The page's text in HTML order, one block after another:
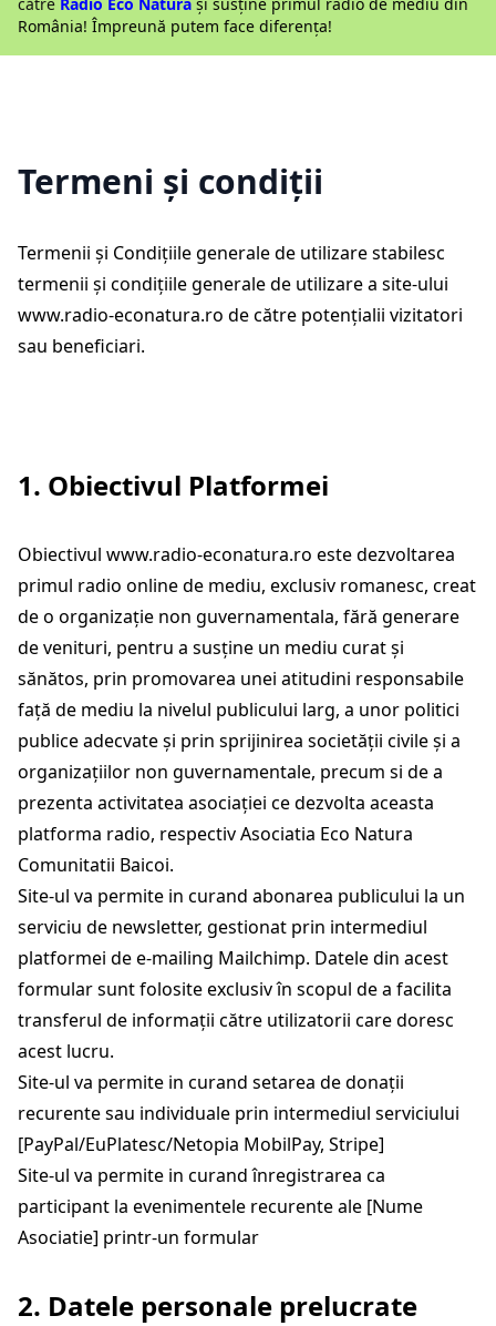
către Radio Eco Natura și susține primul radio de mediu din
România! Împreună putem face diferența!
Termeni și condiții
Termenii și Condițiile generale de utilizare stabilesc
termenii și condițiile generale de utilizare a site-ului
www.radio-econatura.ro de către potențialii vizitatori
sau beneficiari.
1. Obiectivul Platformei
Obiectivul www.radio-econatura.ro este dezvoltarea
primul radio online de mediu, exclusiv romanesc, creat
de o organizație non guvernamentala, fără generare
de venituri, pentru a susține un mediu curat și
sănătos, prin promovarea unei atitudini responsabile
față de mediu la nivelul publicului larg, a unor politici
publice adecvate și prin sprijinirea societății civile și a
organizațiilor non guvernamentale, precum si de a
prezenta activitatea asociației ce dezvolta aceasta
platforma radio, respectiv Asociatia Eco Natura
Comunitatii Baicoi.
Site-ul va permite in curand abonarea publicului la un
serviciu de newsletter, gestionat prin intermediul
platformei de e-mailing Mailchimp. Datele din acest
formular sunt folosite exclusiv în scopul de a facilita
transferul de informații către utilizatorii care doresc
acest lucru.
Site-ul va permite in curand setarea de donații
recurente sau individuale prin intermediul serviciului
[PayPal/EuPlatesc/Netopia MobilPay, Stripe]
Site-ul va permite in curand înregistrarea ca
participant la evenimentele recurente ale [Nume
Asociatie] printr-un formular
2. Datele personale prelucrate